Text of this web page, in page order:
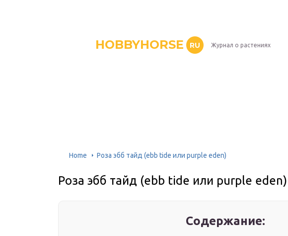
HOBBYHORSE RU Журнал о растениях
Home Роза эбб тайд (ebb tide или purple eden)
Роза эбб тайд (ebb tide или purple eden)
Содержание: